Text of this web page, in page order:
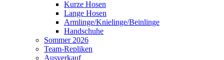
Team-Repliken
Ausverkauf
Special Editions
Geschenkgutscheine
Individuelles Design
Stories